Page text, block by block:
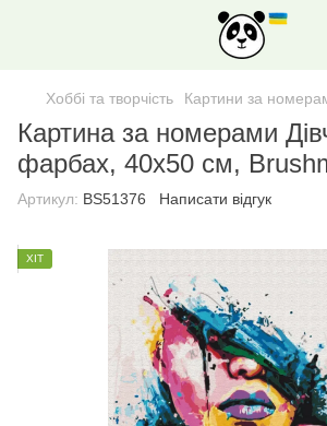
Хоббі та творчість Картини за
Картина за номерами
фарбах, 40х50 см,
Артикул: BS51376 Написати відгук
ХІТ